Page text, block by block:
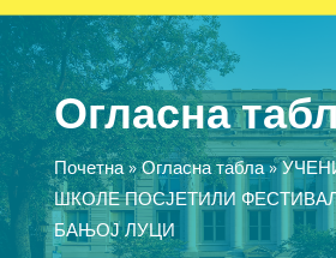
Огласна
Почетна»Огласна табла»
ШКОЛЕ ПОСЈЕТИЛИ
БАЊОЈ ЛУЦИ